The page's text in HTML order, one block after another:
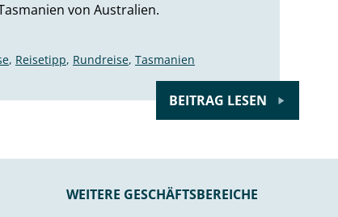
von Australien.
, Reisetipp, Rundreise, Tasmanien
BEITRAG LESEN
WEITERE GESCHÄFTSBEREICHE